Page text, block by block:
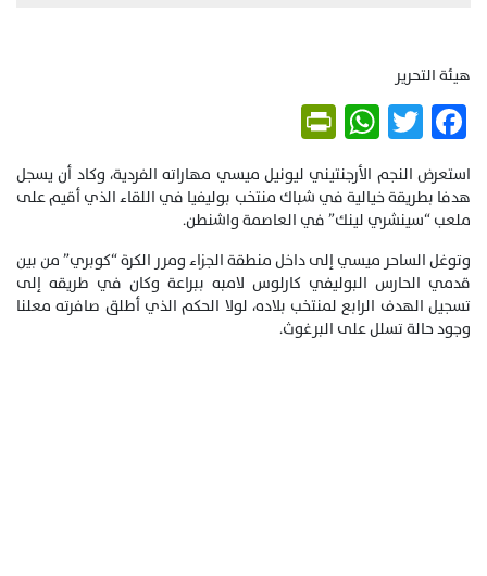
هيئة التحرير
Facebook
Twitter
WhatsApp
استعرض النجم الأرجنتيني ليونيل ميسي مهاراته الفردية، وكاد أن يسجل
هدفا بطريقة خيالية في شباك منتخب بوليفيا في اللقاء الذي أقيم على
ملعب “سينشري لينك” في العاصمة واشنطن.
وتوغل الساحر ميسي إلى داخل منطقة الجزاء ومرر الكرة “كوبري” من بين
قدمي الحارس البوليفي كارلوس لامبه ببراعة وكان في طريقه إلى
تسجيل الهدف الرابع لمنتخب بلاده، لولا الحكم الذي أطلق صافرته معلنا
وجود حالة تسلل على البرغوث.